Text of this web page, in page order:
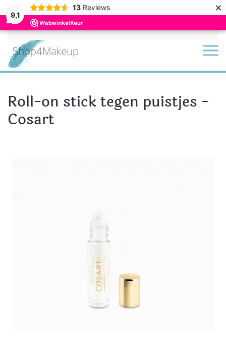
9,1
13 Reviews ×
Terug naar hoofdinhoud
Roll-on stick tegen puistjes -
Cosart